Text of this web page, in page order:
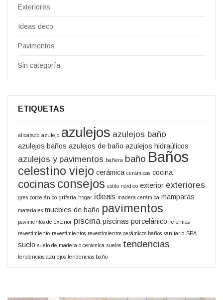
Exteriores
Ideas deco
Pavimentos
Sin categoría
ETIQUETAS
alicatado azulejo azulejos azulejos baño
azulejos baños azulejos de baño azulejos hidraúlicos
azulejos y pavimentos bañera baño Baños
celestino viejo cerámica cerámicas cocina
cocinas consejos estilo nórdico exterior exteriores
gres porcelánico grifería hogar ideas madera cerámica mamparas
materiales muebles de baño pavimentos
pavimentos de exterior piscina piscinas porcelánico reformas
revestimiento revestimientos revestimientos cerámicos baños sanitario SPA
suelo suelo de madera o cerámica suelos tendencias
tendencias azulejos tendencias baño